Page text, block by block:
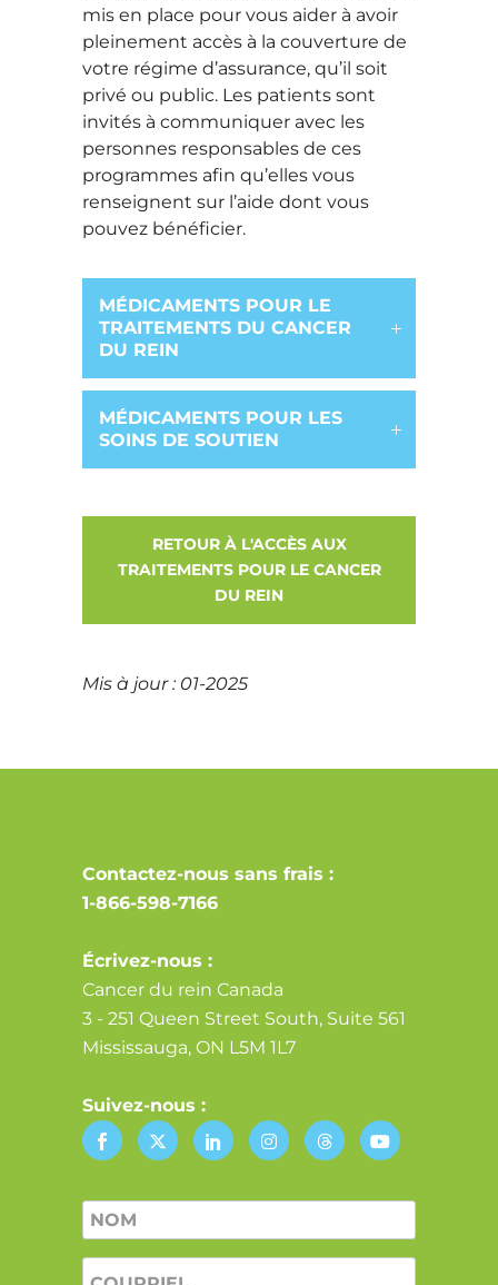
mis en place pour vous aider à avoir
pleinement accès à la couverture de
votre régime d’assurance, qu’il soit
privé ou public. Les patients sont
invités à communiquer avec les
personnes responsables de ces
programmes afin qu’elles vous
renseignent sur l’aide dont vous
pouvez bénéficier.
MÉDICAMENTS POUR LE
TRAITEMENTS DU CANCER
DU REIN
MÉDICAMENTS POUR LES
SOINS DE SOUTIEN
RETOUR À L'ACCÈS AUX
TRAITEMENTS POUR LE CANCER
DU REIN
Mis à jour : 01-2025
Contactez-nous sans frais :
1-866-598-7166
Écrivez-nous :
Cancer du rein Canada
3 - 251 Queen Street South, Suite 561
Mississauga, ON L5M 1L7
Suivez-nous :
Nom